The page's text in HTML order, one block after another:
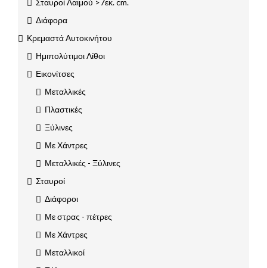
Σταυροί Λαιμού >7εκ. cm.
Διάφορα
Κρεμαστά Αυτοκινήτου
Ημιπολύτιμοι Λίθοι
Εικονίτσες
Μεταλλικές
Πλαστικές
Ξύλινες
Με Χάντρες
Μεταλλικές - Ξύλινες
Σταυροί
Διάφοροι
Με στρας - πέτρες
Με Χάντρες
Μεταλλικοί